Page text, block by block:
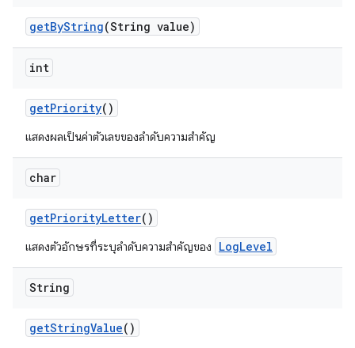
getByString(String value)
int
getPriority()
แสดงผลเป็นค่าตัวเลขของลำดับความสำคัญ
char
getPriorityLetter()
แสดงตัวอักษรที่ระบุลำดับความสำคัญของ LogLevel
String
getStringValue()